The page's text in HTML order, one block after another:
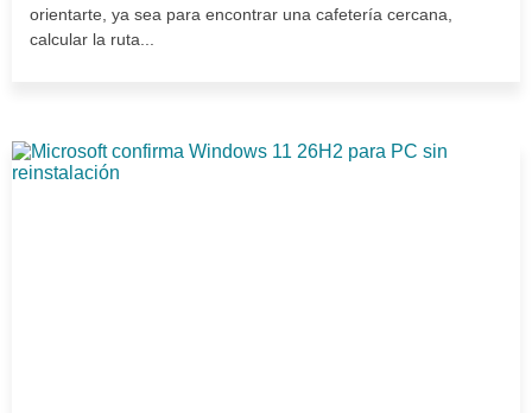
orientarte, ya sea para encontrar una cafetería cercana,
calcular la ruta...